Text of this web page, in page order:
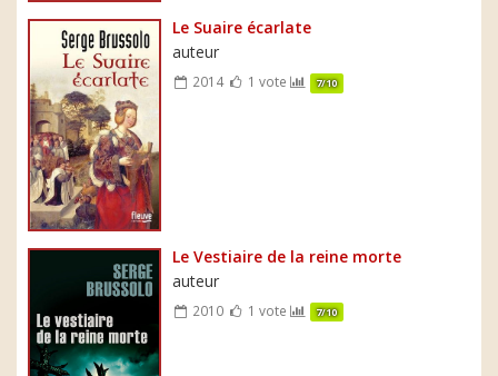
Le Suaire écarlate
auteur
2014 1 vote 7/10
Le Vestiaire de la reine morte
auteur
2010 1 vote 7/10